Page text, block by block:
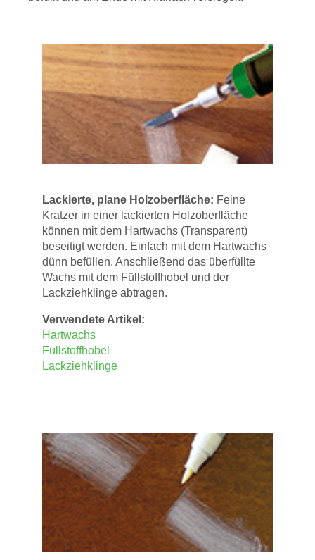
Lackierte, plane Holzoberfläche: Feine
Kratzer in einer lackierten Holzoberfläche
können mit dem Hartwachs (Transparent)
beseitigt werden. Einfach mit dem Hartwachs
dünn befüllen. Anschließend das überfüllte
Wachs mit dem Füllstoffhobel und der
Lackziehklinge abtragen.
Verwendete Artikel:
Hartwachs
Füllstoffhobel
Lackziehklinge